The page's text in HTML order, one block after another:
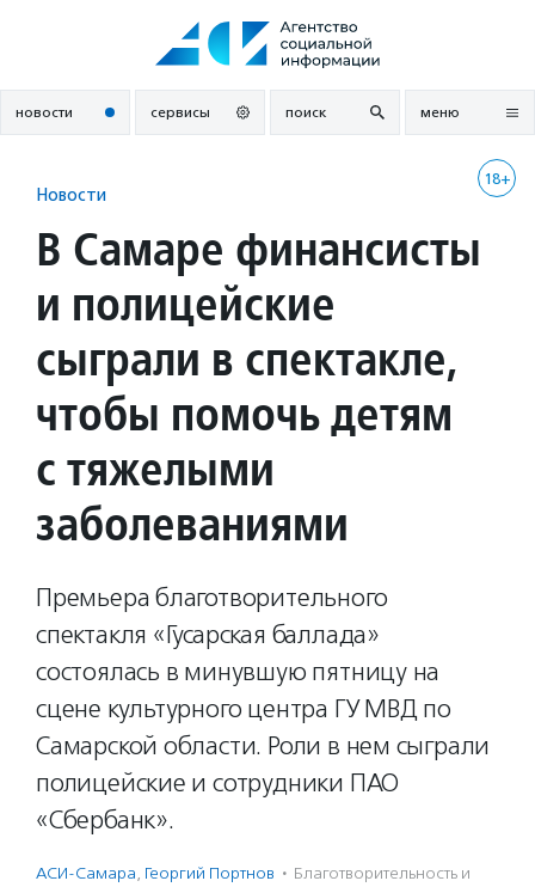
новости сервисы поиск меню
18+
Новости
В Самаре финансисты
и полицейские
сыграли в спектакле,
чтобы помочь детям
с тяжелыми
заболеваниями
Премьера благотворительного
спектакля «Гусарская баллада»
состоялась в минувшую пятницу на
сцене культурного центра ГУ МВД по
Самарской области. Роли в нем сыграли
полицейские и сотрудники ПАО
«Сбербанк».
АСИ-Самара, Георгий Портнов · Благотвори­тель­ность и